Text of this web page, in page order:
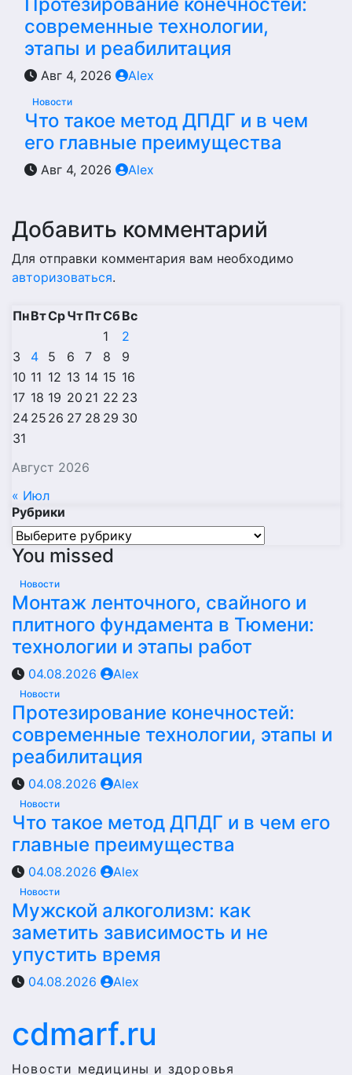
современные технологии,
этапы и реабилитация
Авг 4, 2026 Alex
Новости
Что такое метод ДПДГ и в чем
его главные преимущества
Авг 4, 2026 Alex
Добавить комментарий
Для отправки комментария вам необходимо
авторизоваться.
Август 2026
ПнВтСрЧтПтСбВс
1
2
3
4 5 6 7 8
9
10 11 12 13 14 15 16
17 18 19 20 21 22 23
24 25 26 27 28 29 30
31
« Июл
Рубрики
Рубрики
You missed
Новости
Монтаж ленточного, свайного и
плитного фундамента в Тюмени:
технологии и этапы работ
04.08.2026 Alex
Новости
Протезирование конечностей:
современные технологии, этапы и
реабилитация
04.08.2026 Alex
Новости
Что такое метод ДПДГ и в чем его
главные преимущества
04.08.2026 Alex
Новости
Мужской алкоголизм: как
заметить зависимость и не
упустить время
04.08.2026 Alex
cdmarf.ru
Новости медицины и здоровья